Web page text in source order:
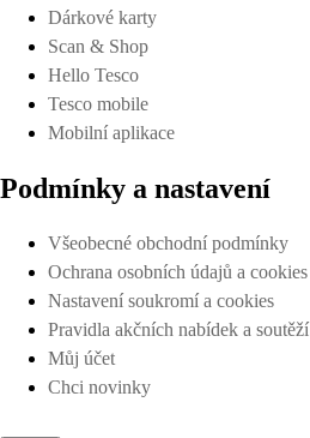
Dárkové karty
Scan & Shop
Hello Tesco
Tesco mobile
Mobilní aplikace
Podmínky a nastavení
Všeobecné obchodní podmínky
Ochrana osobních údajů a cookies
Nastavení soukromí a cookies
Pravidla akčních nabídek a soutěží
Můj účet
Chci novinky